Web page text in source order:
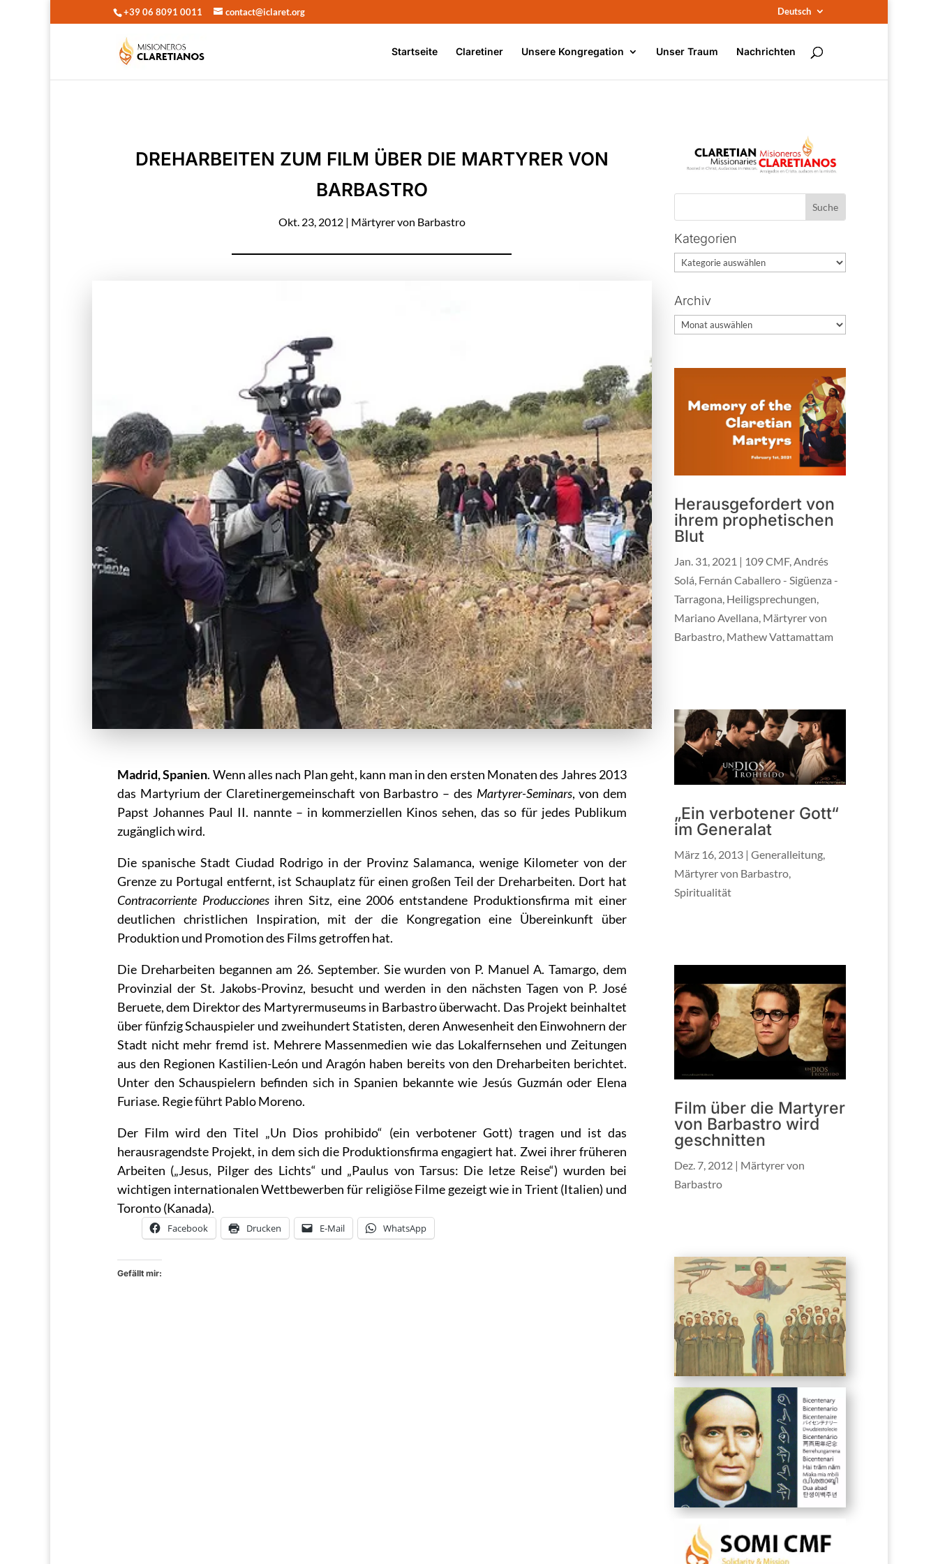
+39 06 8091 0011 contact@iclaret.org Deutsch
Startseite Claretiner Unsere Kongregation Unser Traum Nachrichten
DREHARBEITEN ZUM FILM ÜBER DIE MARTYRER VON
BARBASTRO
Okt. 23, 2012| Märtyrer von Barbastro
Madrid, Spanien. Wenn alles nach Plan geht, kann man in den ersten Monaten des Jahres 2013
das Martyrium der Claretinergemeinschaft von Barbastro – des Martyrer-Seminars, von dem
Papst Johannes Paul II. nannte – in kommerziellen Kinos sehen, das so für jedes Publikum
zugänglich wird.
Die spanische Stadt Ciudad Rodrigo in der Provinz Salamanca, wenige Kilometer von der
Grenze zu Portugal entfernt, ist Schauplatz für einen großen Teil der Dreharbeiten. Dort hat
Contracorriente Produccionesihren Sitz, eine 2006 entstandene Produktionsfirma mit einer
deutlichen christlichen Inspiration, mit der die Kongregation eine Übereinkunft über
Produktion und Promotion des Films getroffen hat.
Die Dreharbeiten begannen am 26. September. Sie wurden von P. Manuel A. Tamargo, dem
Provinzial der St. Jakobs-Provinz, besucht und werden in den nächsten Tagen von P. José
Beruete, dem Direktor des Martyrermuseums in Barbastro überwacht. Das Projekt beinhaltet
über fünfzig Schauspieler und zweihundert Statisten, deren Anwesenheit den Einwohnern der
Stadt nicht mehr fremd ist. Mehrere Massenmedien wie das Lokalfernsehen und Zeitungen
aus den Regionen Kastilien-León und Aragón haben bereits von den Dreharbeiten berichtet.
Unter den Schauspielern befinden sich in Spanien bekannte wie Jesús Guzmán oder Elena
Furiase. Regie führt Pablo Moreno.
Der Film wird den Titel „Un Dios prohibido“ (ein verbotener Gott) tragen und ist das
herausragendste Projekt, in dem sich die Produktionsfirma engagiert hat. Zwei ihrer früheren
Arbeiten („Jesus, Pilger des Lichts“ und „Paulus von Tarsus: Die letze Reise“) wurden bei
wichtigen internationalen Wettbewerben für religiöse Filme gezeigt wie in Trient (Italien) und
Toronto (Kanada).
Facebook Drucken E-Mail WhatsApp
Gefällt mir:
Kategorien
Kategorien
Archiv
Archiv
Herausgefordert von
ihrem prophetischen
Blut
Jan. 31, 2021 | 109 CMF,Andrés
Solá, Fernán Caballero - Sigüenza -
Tarragona, Heiligsprechungen,
Mariano Avellana, Märtyrer von
Barbastro, Mathew Vattamattam
„Ein verbotener Gott“
im Generalat
März 16, 2013 |Generalleitung,
Märtyrer von Barbastro,
Spiritualität
Film über die Martyrer
von Barbastro wird
geschnitten
Dez. 7, 2012 | Märtyrer von
Barbastro